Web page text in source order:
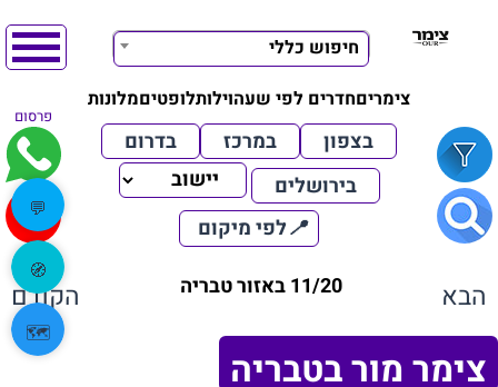
חיפוש כללי
צימריםחדרים לפי שעהוילותלופטיםמלונות
פרסום
בצפון במרכז
בדרום
בירושלים
📍לפי מיקום
הבא 11/20 באזור טבריה הקודם
צימר מור בטבריה
💬
🧭
🗺️